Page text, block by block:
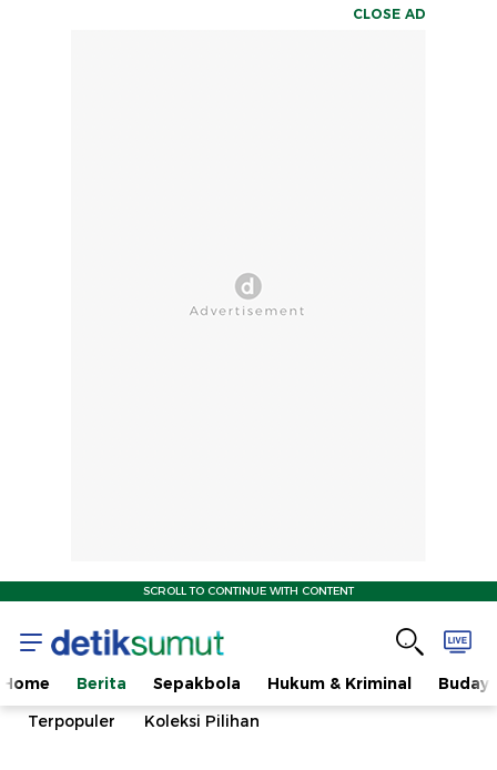
CLOSE AD
SCROLL TO CONTINUE WITH CONTENT
Home Berita Sepakbola Hukum & Kriminal
Terpopuler
Koleksi Pilihan